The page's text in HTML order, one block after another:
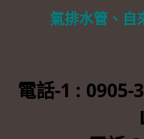
氣排水管、自
電話-1 : 0905-